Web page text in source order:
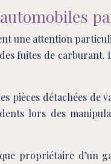
une attention
fuites de
pièces détachées
lors des
propriétaire d’un